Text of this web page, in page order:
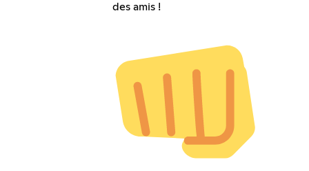
des amis !